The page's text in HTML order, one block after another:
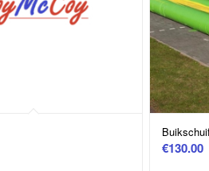
€130.00